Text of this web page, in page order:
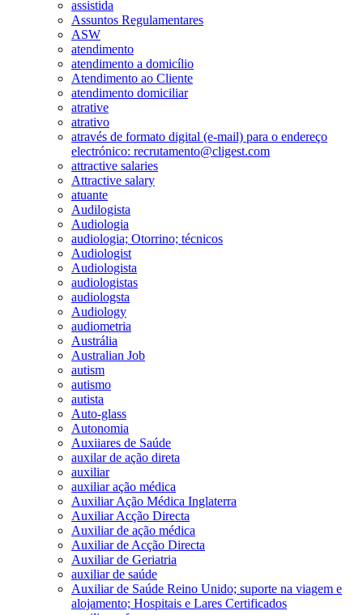
assistida
Assuntos Regulamentares
ASW
atendimento
atendimento a domicílio
Atendimento ao Cliente
atendimento domiciliar
atrative
atrativo
através de formato digital (e-mail) para o endereço
electrónico: recrutamento@cligest.com
attractive salaries
Attractive salary
atuante
Audilogista
Audiologia
audiologia; Otorrino; técnicos
Audiologist
Audiologista
audiologistas
audiologsta
Audiology
audiometria
Austrália
Australian Job
autism
autismo
autista
Auto-glass
Autonomia
Auxiiares de Saúde
auxilar de ação direta
auxiliar
auxiliar ação médica
Auxiliar Ação Médica Inglaterra
Auxiliar Acção Directa
Auxiliar de ação médica
Auxiliar de Acção Directa
Auxiliar de Geriatria
auxiliar de saúde
Auxiliar de Saúde Reino Unido; suporte na viagem e
alojamento; Hospitais e Lares Certificados